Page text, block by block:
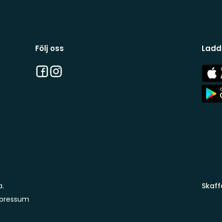
Följ oss
Facebook
Instagram
App
Store
App
Store